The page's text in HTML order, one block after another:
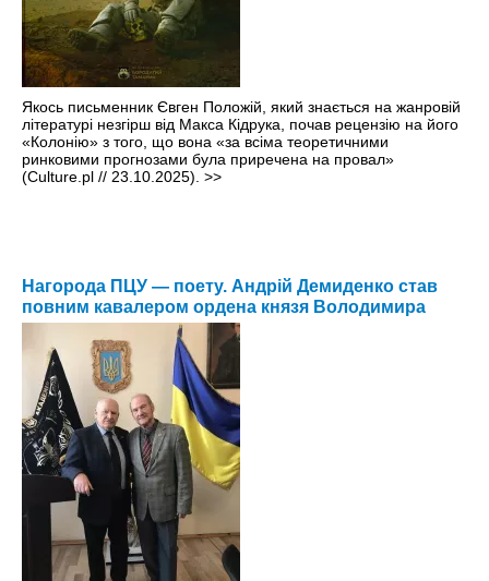
Якось письменник Євген Положій, який знається на жанровій
літературі незгірш від Макса Кідрука, почав рецензію на його
«Колонію» з того, що вона «за всіма теоретичними
ринковими прогнозами була приречена на провал»
(Culture.pl // 23.10.2025). >>
Нагорода ПЦУ — поету. Андрій Демиденко став
повним кавалером ордена князя Володимира